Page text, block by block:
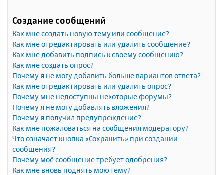
Создание сообщений
Как мне создать новую тему или сообщение?
Как мне отредактировать или удалить сообщение?
Как мне добавить подпись к своему сообщению?
Как мне создать опрос?
Почему я не могу добавить больше вариантов ответа?
Как мне отредактировать или удалить опрос?
Почему мне недоступны некоторые форумы?
Почему я не могу добавлять вложения?
Почему я получил предупреждение?
Как мне пожаловаться на сообщения модератору?
Что означает кнопка «Сохранить» при создании
сообщения?
Почему моё сообщение требует одобрения?
Как мне вновь поднять мою тему?